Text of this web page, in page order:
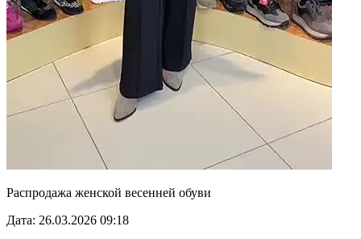
Распродажа женской весенней обуви
Дата: 26.03.2026 09:18